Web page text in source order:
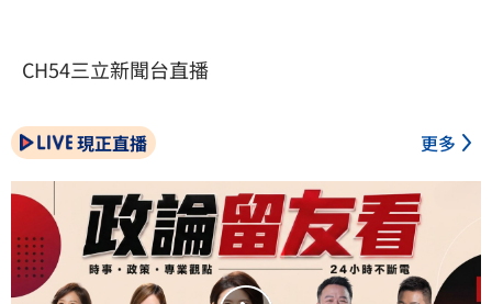
CH54三立新聞台直播
現正直播 更多